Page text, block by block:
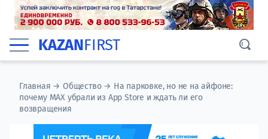
KAZANFIRST
Главная →Общество→ На парковке, но не на айфоне:
почему MAX убрали из App Store и ждать ли его
возвращения